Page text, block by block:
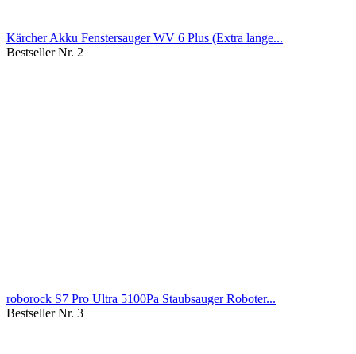
Kärcher Akku Fenstersauger WV 6 Plus (Extra lange...
Bestseller Nr. 2
roborock S7 Pro Ultra 5100Pa Staubsauger Roboter...
Bestseller Nr. 3